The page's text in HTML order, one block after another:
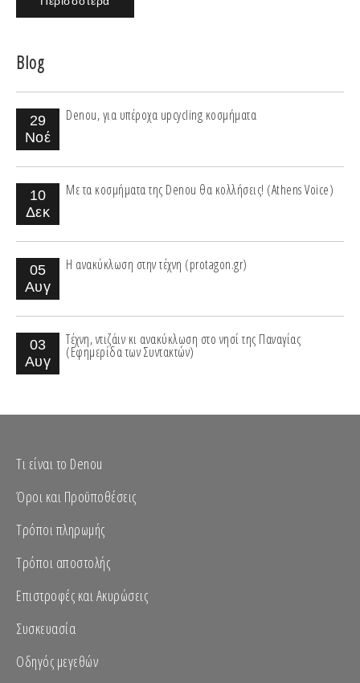
Blog
29
Νοέ
Denou, για υπέροχα upcycling κοσμήματα
10
Δεκ
Με τα κοσμήματα της Denou θα κολλήσεις! (Athens Voice)
05
Αυγ
Η ανακύκλωση στην τέχνη (protagon.gr)
03
Αυγ
Τέχνη, ντιζάιν κι ανακύκλωση στο νησί της Παναγίας
(Εφημερίδα των Συντακτών)
Τι είναι το Denou
Όροι και Προϋποθέσεις
Τρόποι πληρωμής
Τρόποι αποστολής
Επιστροφές και Ακυρώσεις
Συσκευασία
Οδηγός μεγεθών